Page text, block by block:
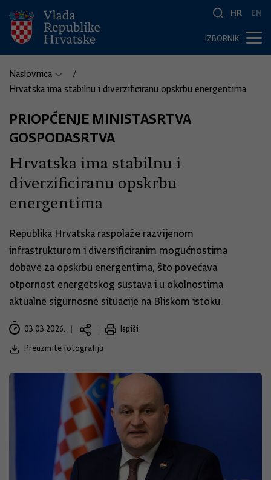
HR EN
IZBORNIK
Naslovnica
Hrvatska ima stabilnu i diverzificiranu opskrbu energentima
PRIOPĆENJE MINISTASRTVA
GOSPODASRTVA
Hrvatska ima stabilnu i
diverzificiranu opskrbu
energentima
Republika Hrvatska raspolaže razvijenom
infrastrukturom i diversificiranim mogućnostima
dobave za opskrbu energentima, što povećava
otpornost energetskog sustava i u okolnostima
aktualne sigurnosne situacije na Bliskom istoku.
03.03.2026.
Ispiši
Preuzmite fotografiju